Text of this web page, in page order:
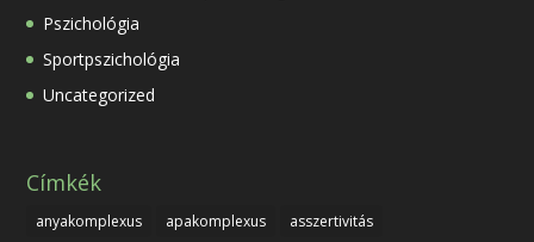
Pszichológia
Sportpszichológia
Uncategorized
Címkék
anyakomplexus apakomplexus
asszertivitás